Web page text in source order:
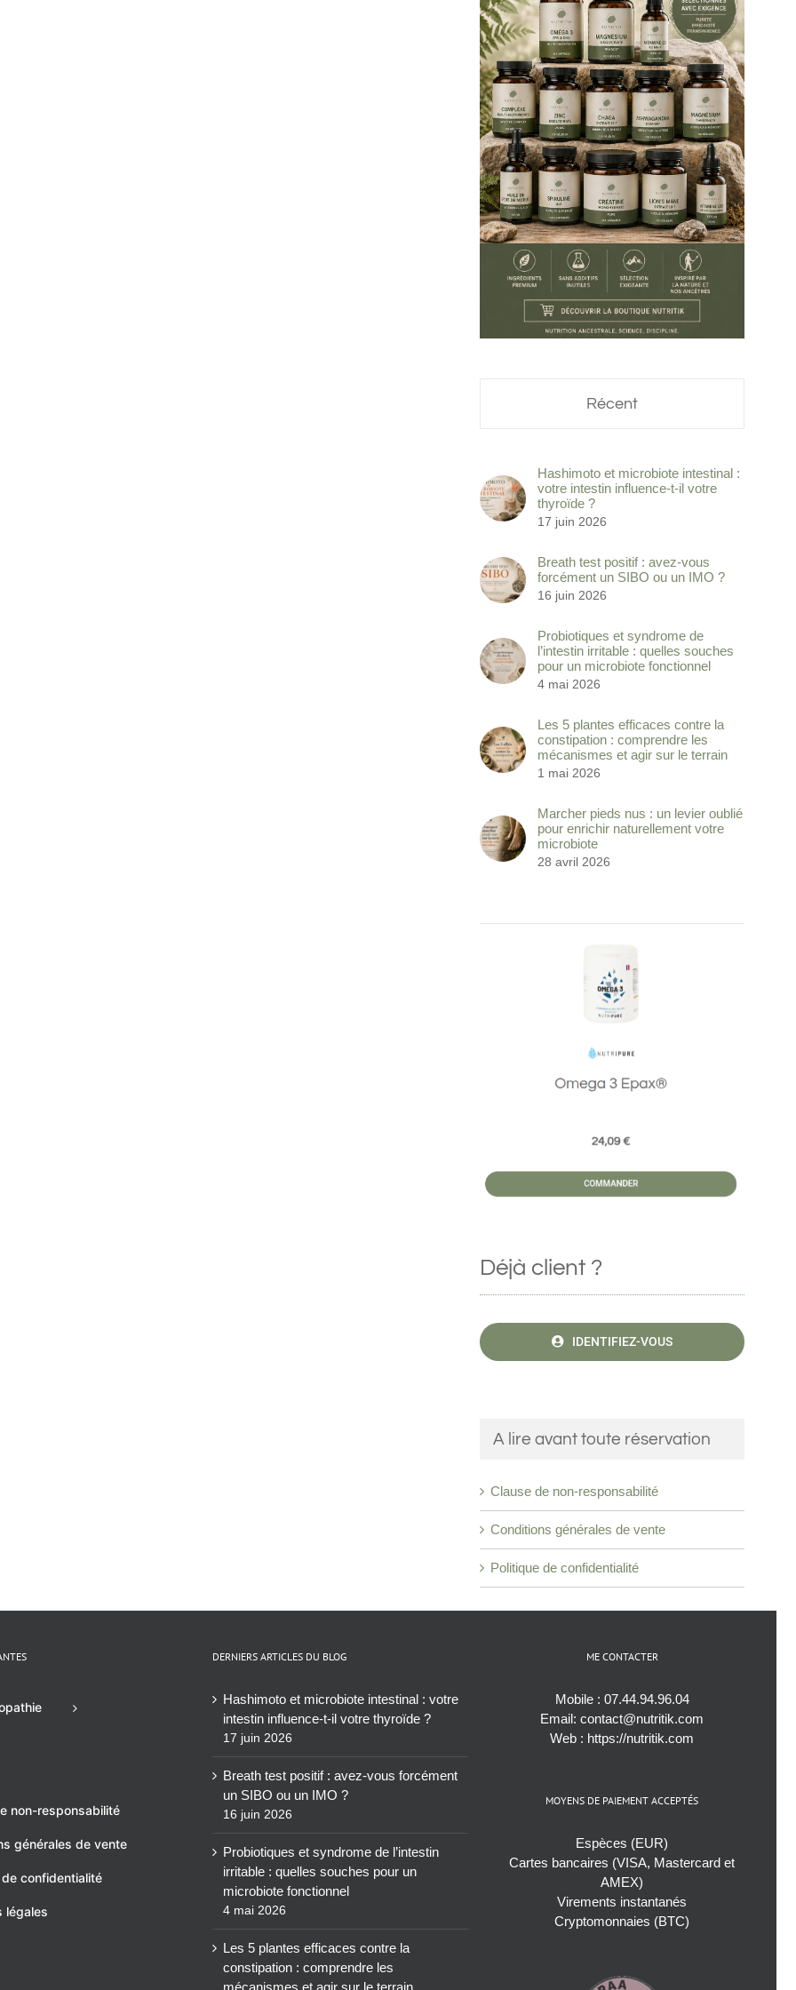
Récent
Hashimoto et microbiote intestinal :
votre intestin influence-t-il votre
thyroïde ?
17 juin 2026
Breath test positif : avez-vous
forcément un SIBO ou un IMO ?
16 juin 2026
Probiotiques et syndrome de
l’intestin irritable : quelles souches
pour un microbiote fonctionnel
4 mai 2026
Les 5 plantes efficaces contre la
constipation : comprendre les
mécanismes et agir sur le terrain
1 mai 2026
Marcher pieds nus : un levier oublié
pour enrichir naturellement votre
microbiote
28 avril 2026
Déjà client ?
IDENTIFIEZ-VOUS
A lire avant toute réservation
Clause de non-responsabilité
Conditions générales de vente
Politique de confidentialité
non-responsabilité
générales de vente
confidentialité
légales
DERNIERS ARTICLES DU BLOG
Hashimoto et microbiote intestinal : votre
intestin influence-t-il votre thyroïde ?
17 juin 2026
Breath test positif : avez-vous forcément
un SIBO ou un IMO ?
16 juin 2026
Probiotiques et syndrome de l’intestin
irritable : quelles souches pour un
microbiote fonctionnel
4 mai 2026
Les 5 plantes efficaces contre la
constipation : comprendre les
mécanismes et agir sur le terrain
ME CONTACTER
Mobile : 07.44.94.96.04
Email:contact@nutritik.com
Web : https://nutritik.com
MOYENS DE PAIEMENT ACCEPTÉS
Espèces (EUR)
Cartes bancaires (VISA, Mastercard et
AMEX)
Virements instantanés
Cryptomonnaies (BTC)